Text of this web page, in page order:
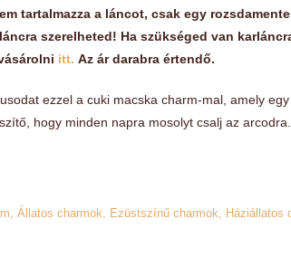
charm
mennyiség
tartalmazza a láncot, csak egy
szerelheted! Ha szükséged van
itt. Az ár darabra értendő.
ezzel a cuki macska charm-mal, amely
hogy minden napra mosolyt csalj az
, Állatos charmok, Ezüstszínű charmok, Háziállatos